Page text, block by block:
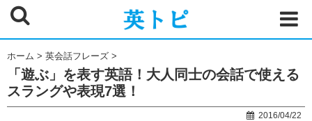
ホーム > 英会話フレーズ >
「遊ぶ」を表す英語！大人同士の会話で使える
スラングや表現7選！
2016/04/22